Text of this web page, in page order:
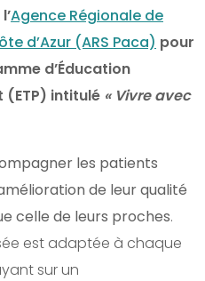
Agence Régionale de
d’Azur (ARS Paca) pour
d’Éducation
(ETP) intitulé « Vivre avec
les patients
de leur qualité
celle de leurs proches.
est adaptée à chaque
sur un